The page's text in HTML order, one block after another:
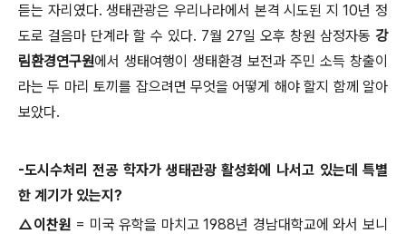
듣는 자리였다.생태관광은 우리나라에서 본격 시도된 지10년 정
도로 걸음마 단계라 할 수 있다. 7월 27일 오후 창원 삼정자동 강
림환경연구원에서 생태여행이 생태환경 보전과 주민 소득 창출이
라는 두 마리 토끼를 잡으려면 무엇을 어떻게 해야 할지 함께 알아
보았다.
-도시수처리 전공 학자가 생태관광 활성화에 나서고 있는데 특별
한 계기가 있는지 ?
△이찬원 = 미국 유학을 마치고1988년 경남대학교에 와서 보니